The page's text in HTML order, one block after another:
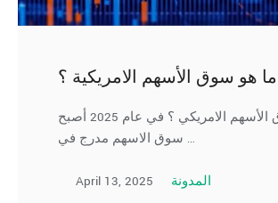
ما هو سوق الأسهم الامريكية ؟
ما هو سوق الأسهم الامريكي ؟ في عام 2025 أصبح
سوق الاسهم مدرج في …
April 13, 2025 المدونة